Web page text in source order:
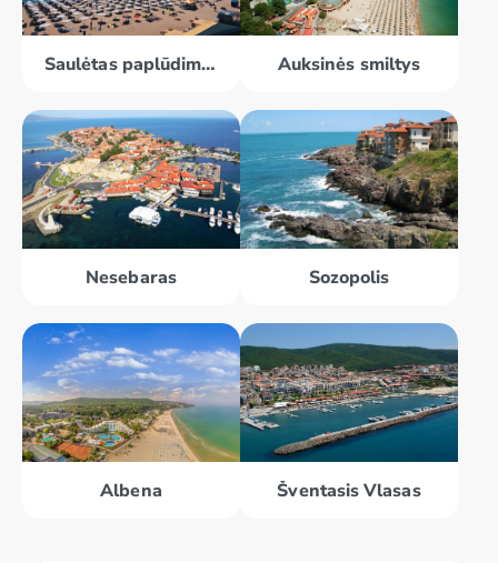
Saulėtas paplūdimys Auksinės smiltys
Nesebaras Sozopolis
Albena Šventasis Vlasas